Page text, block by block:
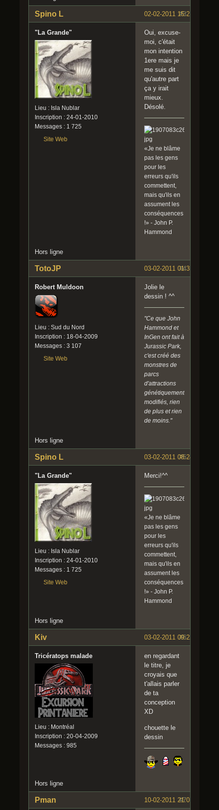
#3
02-02-2011 15:21:52
Spino L
"La Grande"
Lieu : Isla Nublar
Inscription : 24-01-2010
Messages : 1 725
Site Web
Oui, excuse-
moi, c'était
mon intention
1ere mais je
me suis dit
qu'autre part
ça y irait
mieux.
Désolé.
«Je ne blâme
pas les gens
pour les
erreurs qu'ils
commettent,
mais qu'ils en
assument les
conséquences
!» - John P.
Hammond
Hors ligne
#4
03-02-2011 01:31:33
TotoJP
Robert Muldoon
Lieu : Sud du Nord
Inscription : 18-04-2009
Messages : 3 107
Site Web
Jolie le
dessin ! ^^
"Ce que John
Hammond et
InGen ont fait à
Jurassic Park,
c'est créé des
monstres de
parcs
d'attractions
génétiquement
modifiés, rien
de plus et rien
de moins."
Hors ligne
#5
03-02-2011 08:24:27
Spino L
"La Grande"
Lieu : Isla Nublar
Inscription : 24-01-2010
Messages : 1 725
Site Web
Merci!^^
«Je ne blâme
pas les gens
pour les
erreurs qu'ils
commettent,
mais qu'ils en
assument les
conséquences
!» - John P.
Hammond
Hors ligne
#6
03-02-2011 09:22:35
Kiv
Tricératops malade
Lieu : Montréal
Inscription : 20-04-2009
Messages : 985
en regardant
le titre, je
croyais que
t'allais parler
de ta
conception
XD
chouette le
dessin
Hors ligne
#7
10-02-2011 21:01:00
Pman